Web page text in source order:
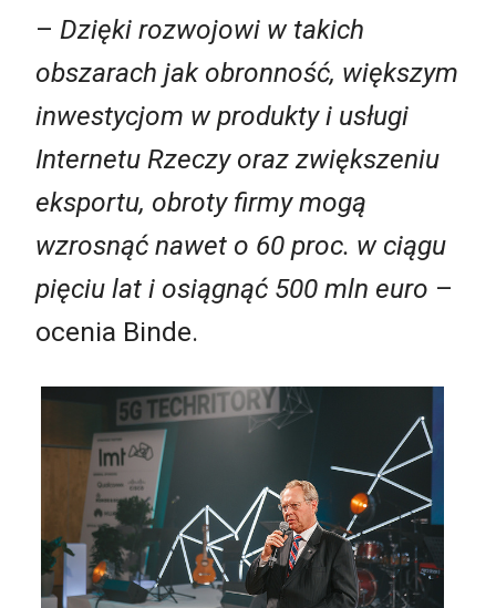
– Dzięki rozwojowi w takich
obszarach jak obronność, większym
inwestycjom w produkty i usługi
Internetu Rzeczy oraz zwiększeniu
eksportu, obroty firmy mogą
wzrosnąć nawet o 60 proc. w ciągu
pięciu lat i osiągnąć 500 mln euro –
ocenia Binde.